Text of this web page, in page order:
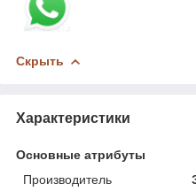
Скрыть
Характеристики
Основные атрибуты
Производитель